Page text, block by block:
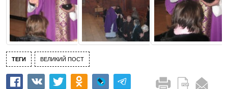
ТЕГИ ВЕЛИКИЙ ПОСТ